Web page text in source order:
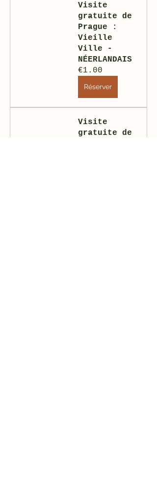
Visite
gratuite de
Prague :
Vieille
Ville -
NÉERLANDAIS
€1.00
Réserver
Visite
gratuite de